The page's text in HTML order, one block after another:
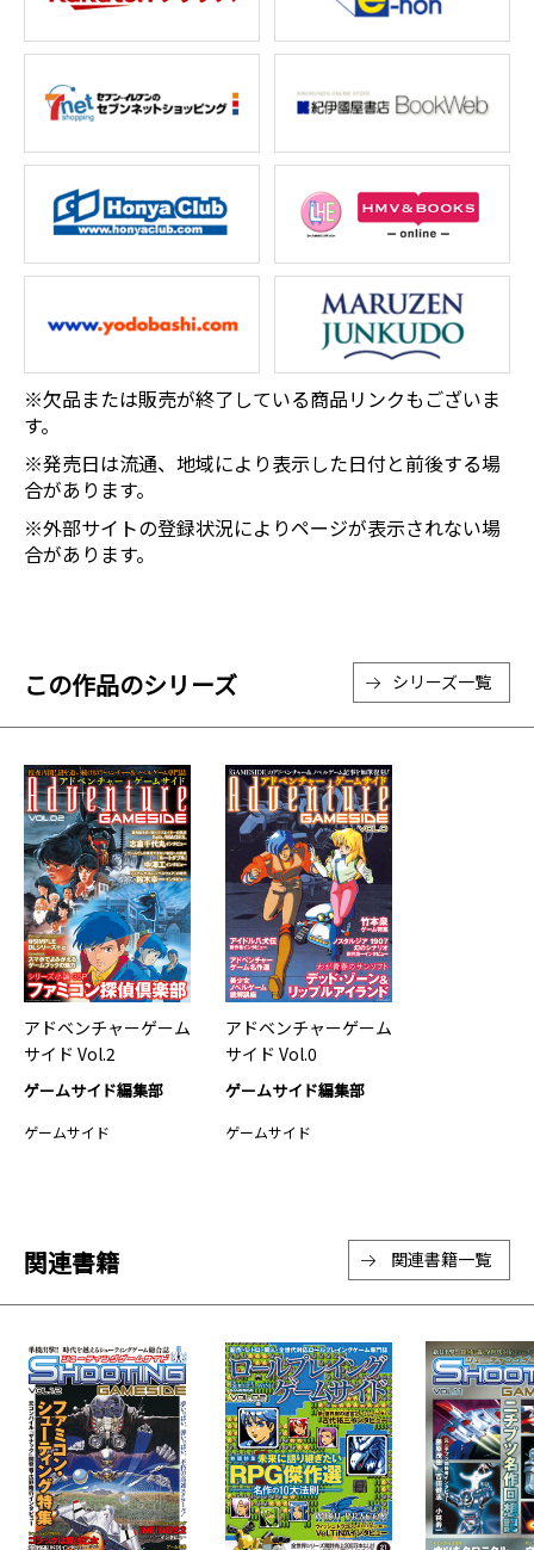
※欠品または販売が終了している商品リンクもございま
す。
※発売日は流通、地域により表示した日付と前後する場
合があります。
※外部サイトの登録状況によりページが表示されない場
合があります。
この作品のシリーズ シリーズ一覧
アドベンチャーゲーム
サイド Vol.2
ゲームサイド編集部
ゲームサイド
アドベンチャーゲーム
サイド Vol.0
ゲームサイド編集部
ゲームサイド
関連書籍 関連書籍一覧